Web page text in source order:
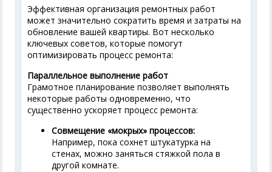
Эффективная организация ремонтных работ
может значительно сократить время и затраты на
обновление вашей квартиры. Вот несколько
ключевых советов, которые помогут
оптимизировать процесс ремонта:
Параллельное выполнение работ
Грамотное планирование позволяет выполнять
некоторые работы одновременно, что
существенно ускоряет процесс ремонта:
Совмещение «мокрых» процессов:
Например, пока сохнет штукатурка на
стенах, можно заняться стяжкой пола в
другой комнате.